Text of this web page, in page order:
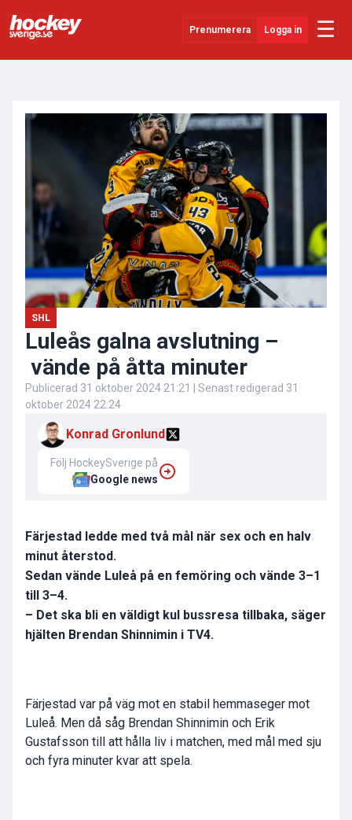
Prenumerera Logga in ☰
Övrigt
SHL
Luleås galna avslutning –
vände på åtta minuter
Publicerad 31 oktober 2024 21:21 | Senast redigerad 31
oktober 2024 22:24
Konrad Gronlund
Följ HockeySverige på
Google news
Färjestad ledde med två mål när sex och en halv
minut återstod.
Sedan vände Luleå på en femöring och vände 3–1
till 3–4.
– Det ska bli en väldigt kul bussresa tillbaka, säger
hjälten Brendan Shinnimin i TV4.
Färjestad var på väg mot en stabil hemmaseger mot
Luleå. Men då såg Brendan Shinnimin och Erik
Gustafsson till att hålla liv i matchen, med mål med sju
och fyra minuter kvar att spela.